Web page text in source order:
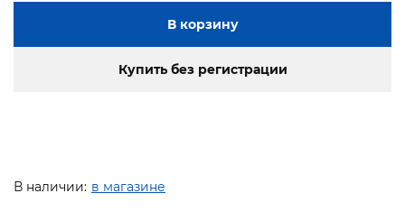
В корзину
Купить без регистрации
В наличии: в магазине